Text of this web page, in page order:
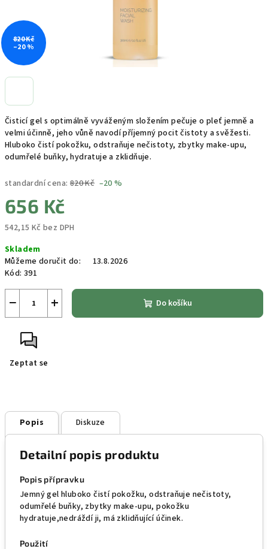
Čisticí gel s optimálně vyváženým složením pečuje o pleť jemně a
velmi účinně, jeho vůně navodí příjemný pocit čistoty a svěžesti.
Hluboko čistí pokožku, odstraňuje nečistoty, zbytky make-upu,
odumřelé buňky, hydratuje a zklidňuje.
standardní cena: 820 Kč –20 %
656 Kč
542,15 Kč bez DPH
cena:
Skladem
Můžeme doručit do:
13.8.2026
Kód: 391
+
− Do košíku
Zeptat se
820 Kč
–20 %
Popis Diskuze
Detailní popis produktu
Popis přípravku
Jemný gel hluboko čistí pokožku, odstraňuje nečistoty,
odumřelé buňky, zbytky make-upu, pokožku
hydratuje,nedráždí ji, má zklidňující účinek.
Použití